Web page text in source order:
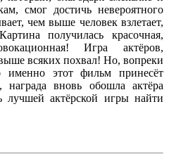
смог достичь невероятного
чем выше человек взлетает,
получилась красочная,
Игра актёров,
всяких похвал! Но, вопреки
именно этот фильм принесёт
вновь обошла актёра
лучшей актёрской игры найти